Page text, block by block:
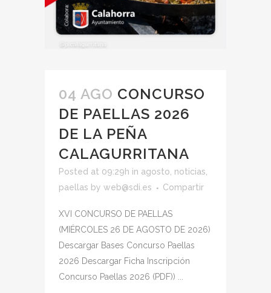
04 AGO CONCURSO
DE PAELLAS 2026
DE LA PEÑA
CALAGURRITANA
Posted at 09:29h in agosto noticias
paellas by web@sdi.es Compartir
XVI CONCURSO DE PAELLAS
(MIÉRCOLES 26 DE AGOSTO DE 2026)
Descargar Bases Concurso Paellas
2026 Descargar Ficha Inscripción
Concurso Paellas 2026 (PDF)) ...